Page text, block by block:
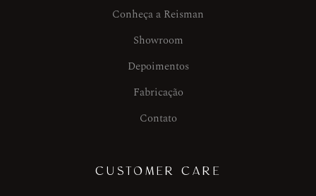
Conheça a Reisman
Showroom
Depoimentos
Fabricação
Contato
CUSTOMER CARE